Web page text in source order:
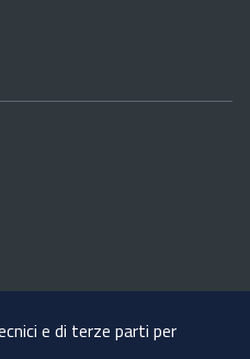
la Bussola della
e di terze parti per